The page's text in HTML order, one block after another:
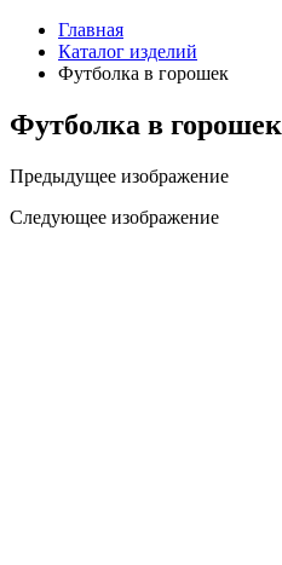
Главная
Каталог изделий
Футболка в горошек
Футболка в горошек
Предыдущее изображение
Следующее изображение